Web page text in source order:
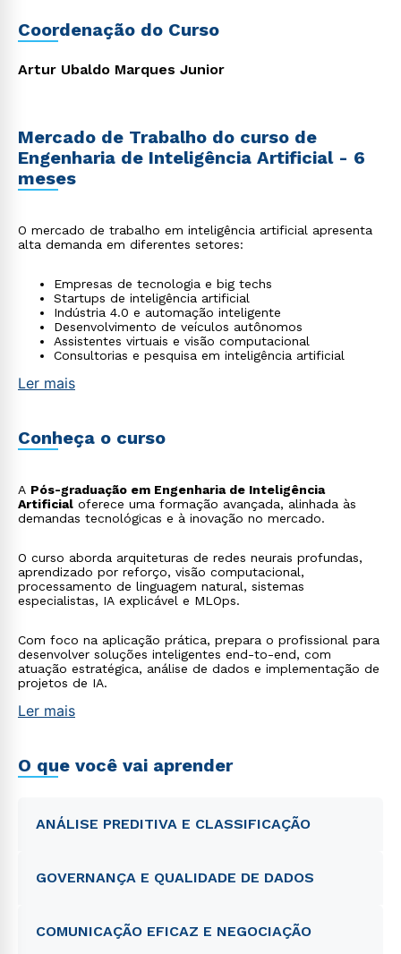
Coordenação do Curso
Artur Ubaldo Marques Junior
Mercado de Trabalho do curso de
Engenharia de Inteligência Artificial - 6
meses
O mercado de trabalho em inteligência artificial apresenta
alta demanda em diferentes setores:
Empresas de tecnologia e big techs
Startups de inteligência artificial
Indústria 4.0 e automação inteligente
Desenvolvimento de veículos autônomos
Assistentes virtuais e visão computacional
Consultorias e pesquisa em inteligência artificial
Ler mais
Conheça o curso
A Pós-graduação em Engenharia de Inteligência
Artificial oferece uma formação avançada, alinhada às
demandas tecnológicas e à inovação no mercado.
O curso aborda arquiteturas de redes neurais profundas,
aprendizado por reforço, visão computacional,
processamento de linguagem natural, sistemas
especialistas, IA explicável e MLOps.
Com foco na aplicação prática, prepara o profissional para
desenvolver soluções inteligentes end-to-end, com
atuação estratégica, análise de dados e implementação de
projetos de IA.
Ler mais
O que você vai aprender
ANÁLISE PREDITIVA E CLASSIFICAÇÃO
GOVERNANÇA E QUALIDADE DE DADOS
COMUNICAÇÃO EFICAZ E NEGOCIAÇÃO